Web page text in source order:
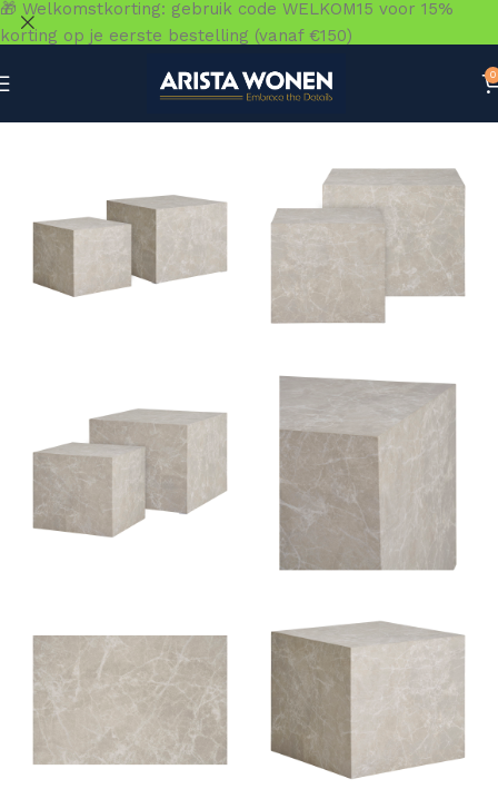
0
🎁 Welkomstkorting: gebruik code WELKOM15 voor 15%
korting op je eerste bestelling (vanaf €150)